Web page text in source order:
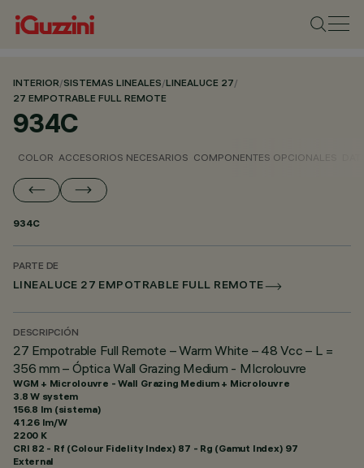
INTERIOR/SISTEMAS LINEALES/LINEALUCE 27/
27 EMPOTRABLE FULL REMOTE
934C
COLOR ACCESORIOS NECESARIOS COMPONENTES OPCIONALES
934C
PARTE DE
LINEALUCE 27 EMPOTRABLE FULL REMOTE
DESCRIPCIÓN
27 Empotrable Full Remote – Warm White – 48 Vcc – L =
356 mm – Óptica Wall Grazing Medium - MIcrolouvre
WGM + Microlouvre - Wall Grazing Medium + Microlouvre
3.8 W system
156.8 lm (sistema)
41.26 lm/W
2200 K
CRI 82 - Rf (Colour Fidelity Index) 87 - Rg (Gamut Index) 97
External